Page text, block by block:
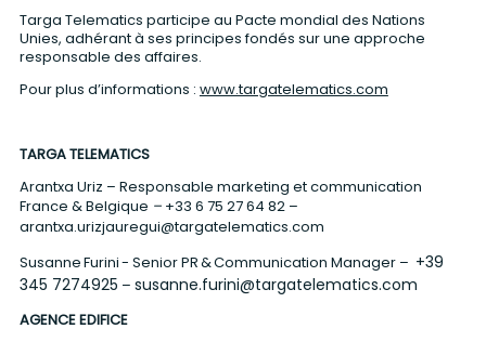
Targa Telematics participe au Pacte mondial des Nations
Unies, adhérant à ses principes fondés sur une approche
responsable des affaires.
Pour plus d’informations : www.targatelematics.com
TARGA TELEMATICS
Arantxa Uriz – Responsable marketing et communication
France & Belgique –+33 6 75 27 64 82 –
arantxa.urizjauregui@targatelematics.com
Susanne Furini - Senior PR & Communication Manager – +39
345 7274925 – susanne.furini@targatelematics.com
AGENCE EDIFICE